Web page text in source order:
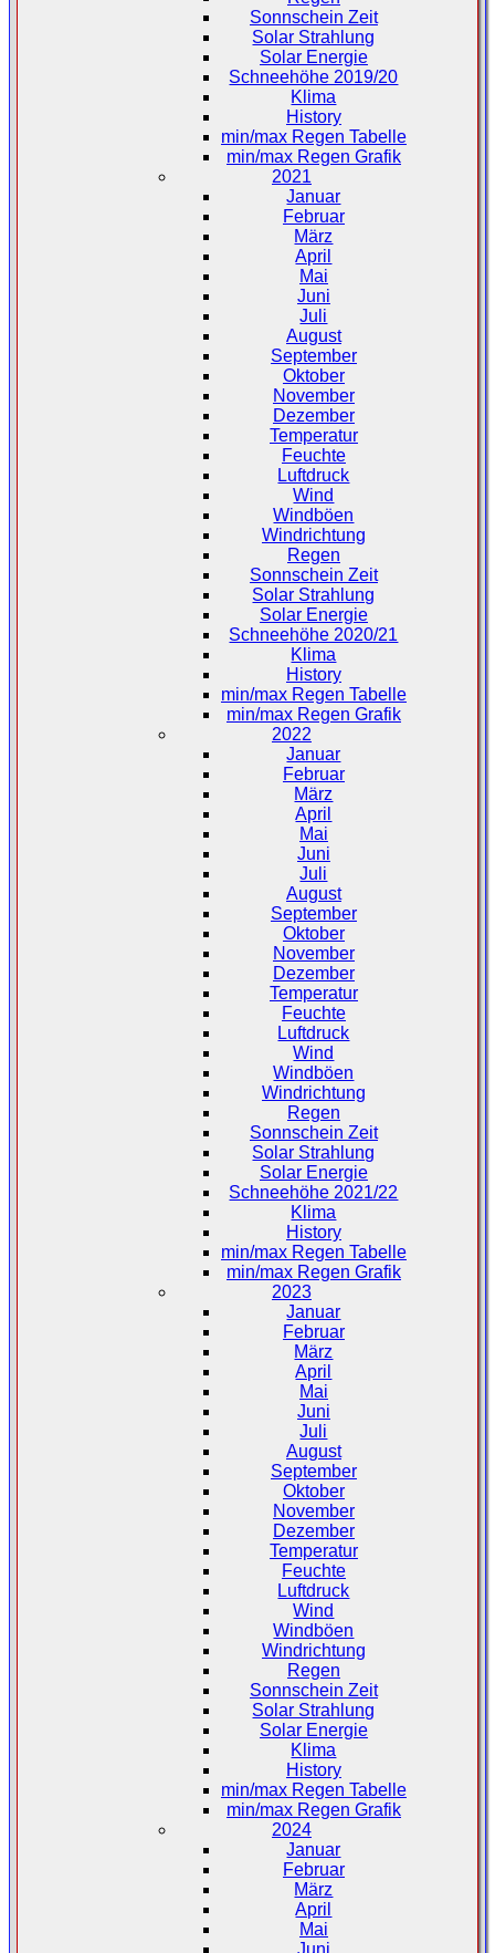
Sonnschein Zeit
Solar Strahlung
Solar Energie
Schneehöhe 2019/20
Klima
History
min/max Regen Tabelle
min/max Regen Grafik
2021
Januar
Februar
März
April
Mai
Juni
Juli
August
September
Oktober
November
Dezember
Temperatur
Feuchte
Luftdruck
Wind
Windböen
Windrichtung
Regen
Sonnschein Zeit
Solar Strahlung
Solar Energie
Schneehöhe 2020/21
Klima
History
min/max Regen Tabelle
min/max Regen Grafik
2022
Januar
Februar
März
April
Mai
Juni
Juli
August
September
Oktober
November
Dezember
Temperatur
Feuchte
Luftdruck
Wind
Windböen
Windrichtung
Regen
Sonnschein Zeit
Solar Strahlung
Solar Energie
Schneehöhe 2021/22
Klima
History
min/max Regen Tabelle
min/max Regen Grafik
2023
Januar
Februar
März
April
Mai
Juni
Juli
August
September
Oktober
November
Dezember
Temperatur
Feuchte
Luftdruck
Wind
Windböen
Windrichtung
Regen
Sonnschein Zeit
Solar Strahlung
Solar Energie
Klima
History
min/max Regen Tabelle
min/max Regen Grafik
2024
Januar
Februar
März
April
Mai
Juni